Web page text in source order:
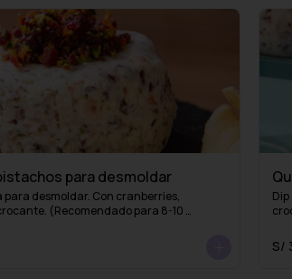
para desmoldar
para desmoldar. Con cranberries,
(Recomendado para 8-10
S/